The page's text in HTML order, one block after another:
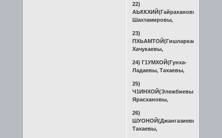
22)
АЬККХИЙ(Гайрахановы,
Шахтамировы,
23)
ПХЬАМТОЙ(Гишларкаевы,
Хачукаевы,
24) Г1УМХОЙ(Гунха-
Ладаевы, Тахаевы,
25)
Ч1ИНХОЙ(Элежбиевы,
Ярасхановы,
26)
ШУОНОЙ(Джангазиевы,
Тахаевы,